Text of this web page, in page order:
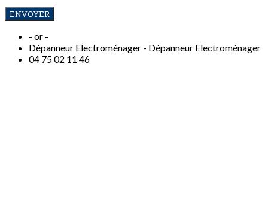
- or -
Dépanneur Electroménager - Dépanneur Electroménager
04 75 02 11 46